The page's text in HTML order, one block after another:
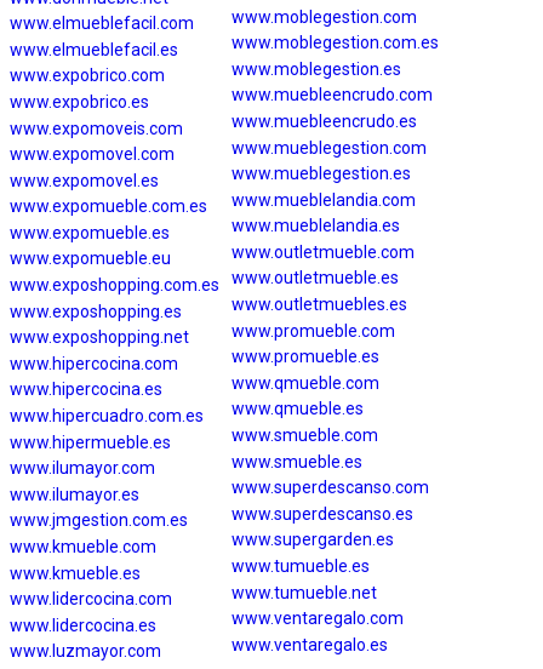
www.elmueblefacil.com
www.elmueblefacil.es
www.expobrico.com
www.expobrico.es
www.expomoveis.com
www.expomovel.com
www.expomovel.es
www.expomueble.com.es
www.expomueble.es
www.expomueble.eu
www.exposhopping.com.es
www.exposhopping.es
www.exposhopping.net
www.hipercocina.com
www.hipercocina.es
www.hipercuadro.com.es
www.hipermueble.es
www.ilumayor.com
www.ilumayor.es
www.jmgestion.com.es
www.kmueble.com
www.kmueble.es
www.lidercocina.com
www.lidercocina.es
www.luzmayor.com
www.moblegestion.com
www.moblegestion.com.es
www.moblegestion.es
www.muebleencrudo.com
www.muebleencrudo.es
www.mueblegestion.com
www.mueblegestion.es
www.mueblelandia.com
www.mueblelandia.es
www.outletmueble.com
www.outletmueble.es
www.outletmuebles.es
www.promueble.com
www.promueble.es
www.qmueble.com
www.qmueble.es
www.smueble.com
www.smueble.es
www.superdescanso.com
www.superdescanso.es
www.supergarden.es
www.tumueble.es
www.tumueble.net
www.ventaregalo.com
www.ventaregalo.es